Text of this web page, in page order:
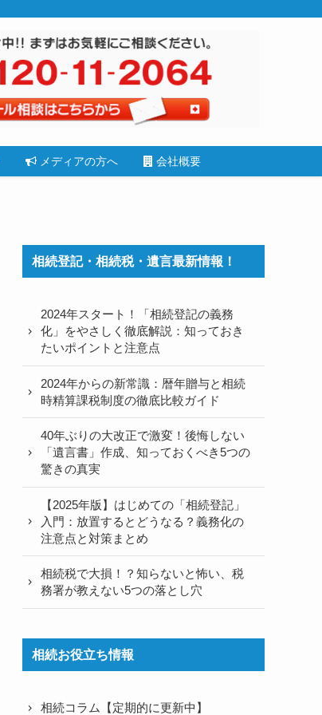
メディアの方へ 会社概要
相続登記・相続税・遺言最新情報！
2024年スタート！「相続登記の義務
化」をやさしく徹底解説：知っておき
たいポイントと注意点
2024年からの新常識：暦年贈与と相続
時精算課税制度の徹底比較ガイド
40年ぶりの大改正で激変！後悔しない
「遺言書」作成、知っておくべき5つの
驚きの真実
【2025年版】はじめての「相続登記」
入門：放置するとどうなる？義務化の
注意点と対策まとめ
相続税で大損！？知らないと怖い、税
務署が教えない5つの落とし穴
相続お役立ち情報
相続コラム【定期的に更新中】